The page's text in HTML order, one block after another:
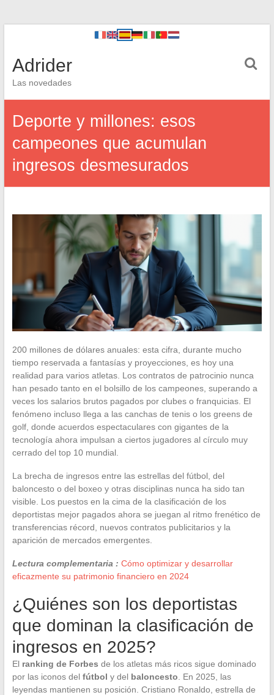
Adrider
Las novedades
Deporte y millones: esos
campeones que acumulan
ingresos desmesurados
200 millones de dólares anuales: esta cifra, durante mucho
tiempo reservada a fantasías y proyecciones, es hoy una
realidad para varios atletas. Los contratos de patrocinio nunca
han pesado tanto en el bolsillo de los campeones, superando a
veces los salarios brutos pagados por clubes o franquicias. El
fenómeno incluso llega a las canchas de tenis o los greens de
golf, donde acuerdos espectaculares con gigantes de la
tecnología ahora impulsan a ciertos jugadores al círculo muy
cerrado del top 10 mundial.
La brecha de ingresos entre las estrellas del fútbol, del
baloncesto o del boxeo y otras disciplinas nunca ha sido tan
visible. Los puestos en la cima de la clasificación de los
deportistas mejor pagados ahora se juegan al ritmo frenético de
transferencias récord, nuevos contratos publicitarios y la
aparición de mercados emergentes.
Lectura complementaria : Cómo optimizar y desarrollar
eficazmente su patrimonio financiero en 2024
¿Quiénes son los deportistas
que dominan la clasificación de
ingresos en 2025?
El ranking de Forbes de los atletas más ricos sigue dominado
por las iconos del fútbol y del baloncesto . En 2025, las
leyendas mantienen su posición. Cristiano Ronaldo, estrella de